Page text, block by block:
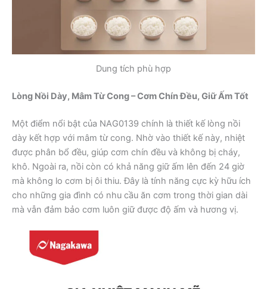
Dung tích phù hợp
Lòng Nồi Dày, Mâm Từ Cong – Cơm Chín Đều, Giữ Ấm Tốt
Một điểm nổi bật của NAG0139 chính là thiết kế lòng nồi
dày kết hợp với mâm từ cong. Nhờ vào thiết kế này, nhiệt
được phân bổ đều, giúp cơm chín đều và không bị cháy,
khô. Ngoài ra, nồi còn có khả năng giữ ấm lên đến 24 giờ
mà không lo cơm bị ôi thiu. Đây là tính năng cực kỳ hữu ích
cho những gia đình có nhu cầu ăn cơm trong thời gian dài
mà vẫn đảm bảo cơm luôn giữ được độ ấm và hương vị.